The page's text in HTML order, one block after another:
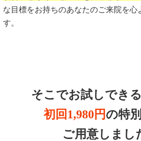
な目標をお持ちのあなたのご来院を心
す。
そこでお試しできる
初回1,980円の特
ご用意しまし